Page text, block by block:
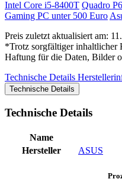
Intel Core i5-8400T Quadro
Gaming PC unter 500 Euro
Preis zuletzt aktualisiert am:
*Trotz sorgfältiger inhaltlicher
Haftung für die Daten, Bilder
Technische Details
Technische Details
Technische Details
Name
Hersteller
ASUS